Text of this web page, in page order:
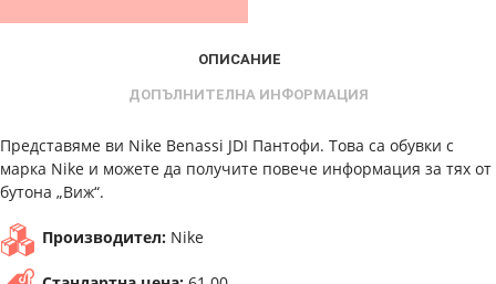
ОПИСАНИЕ
ДОПЪЛНИТЕЛНА ИНФОРМАЦИЯ
Представяме ви Nike Benassi JDI Пантофи. Това са обувки с
марка Nike и можете да получите повече информация за тях от
бутона „Виж“.
Производител: Nike